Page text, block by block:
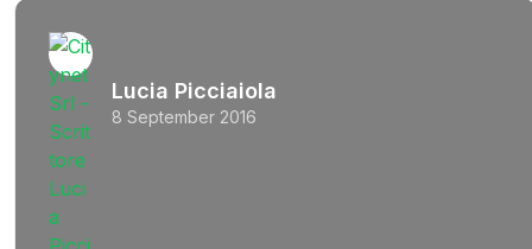
Lucia Picciaiola
8 September 2016